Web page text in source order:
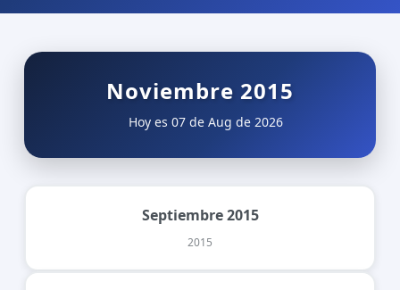
Noviembre 2015
Hoy es 07 de Aug de 2026
Septiembre 2015
2015